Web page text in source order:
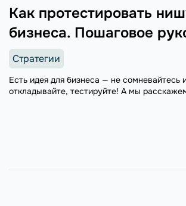
Как протестировать
бизнеса. Пошаговое
Стратегии
Есть идея для бизнеса — не сомневайтесь
откладывайте, тестируйте! А мы